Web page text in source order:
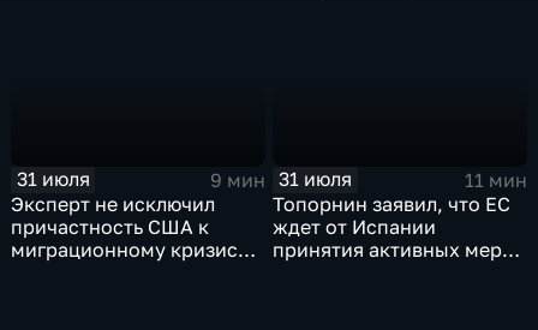
31 июля
9 мин
Эксперт не исключил
причастность США к
миграционному кризису в
31 июля
11 мин
Топорнин заявил, что ЕС
ждет от Испании
принятия активных мер